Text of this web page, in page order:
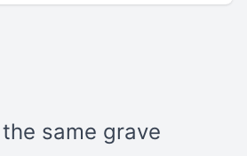
same grave